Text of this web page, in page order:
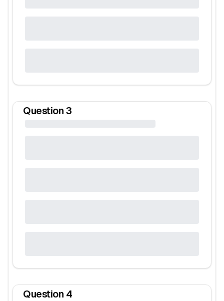
Question 3
Question 4